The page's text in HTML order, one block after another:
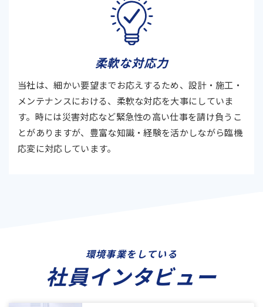
柔軟な対応力
当社は、細かい要望までお応えするため、設計・施工・
メンテナンスにおける、柔軟な対応を大事にしていま
す。時には災害対応など緊急性の高い仕事を請け負うこ
とがありますが、豊富な知識・経験を活かしながら臨機
応変に対応しています。
環境事業をしている
社員インタビュー